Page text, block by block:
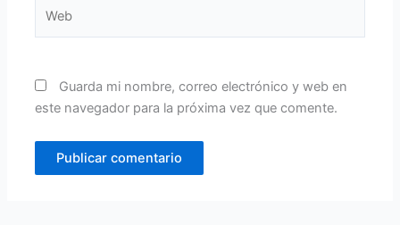
Guarda mi nombre, correo electrónico y web en
este navegador para la próxima vez que comente.